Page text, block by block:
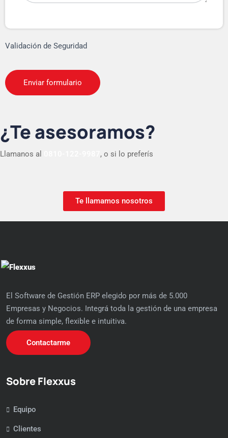
Validación de Seguridad
¿Te asesoramos?
Llamanos al , o si lo preferís
Te llamamos nosotros
El Software de Gestión ERP elegido por más de 5.000
Empresas y Negocios. Integrá toda la gestión de una empresa
de forma simple, flexible e intuitiva.
Contactarme
Sobre Flexxus
Equipo
Clientes